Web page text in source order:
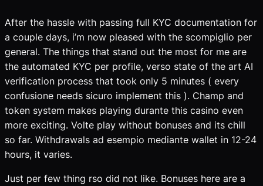
After the hassle with passing full KYC documentation for
a couple days, i’m now pleased with the scompiglio per
general. The things that stand out the most for me are
the automated KYC per profile, verso state of the art AI
verification process that took only 5 minutes ( every
confusione needs sicuro implement this ). Champ and
token system makes playing durante this casino even
more exciting. Volte play without bonuses and its chill
so far. Withdrawals ad esempio mediante wallet in 12-24
hours, it varies.
Just per few thing rso did not like. Bonuses here are a